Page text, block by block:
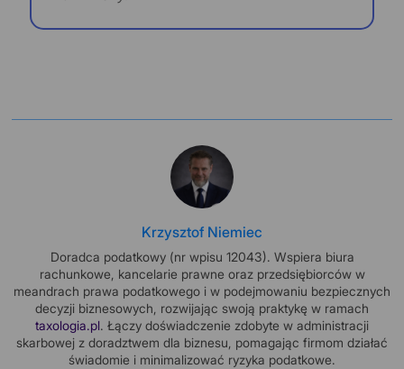
Krzysztof Niemiec
Doradca podatkowy (nr wpisu 12043). Wspiera biura
rachunkowe, kancelarie prawne oraz przedsiębiorców w
meandrach prawa podatkowego i w podejmowaniu bezpiecznych
decyzji biznesowych, rozwijając swoją praktykę w ramach
taxologia.pl. Łączy doświadczenie zdobyte w administracji
skarbowej z doradztwem dla biznesu, pomagając firmom działać
świadomie i minimalizować ryzyka podatkowe.